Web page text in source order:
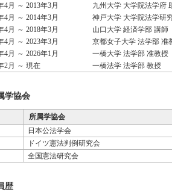
4月 ～ 2013年3月
九州大学 大学院法学府
4月 ～ 2014年3月
神戸大学 大学院法学研
4月 ～ 2018年3月
山口大学 経済学部 講師
4月 ～ 2023年3月
京都女子大学 法学部 准
4月 ～ 2026年1月
一橋大学 法学部 准教授
2月 ～ 現在
一橋法学 法学部 教授
学協会
所属学協会
日本公法学会
ドイツ憲法判例研究会
全国憲法研究会
歴